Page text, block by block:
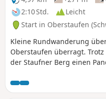
2:10 Std.
Leicht
Start in Oberstaufen
Kleine Rundwanderung
Oberstaufen überragt.
der Staufner Berg einen